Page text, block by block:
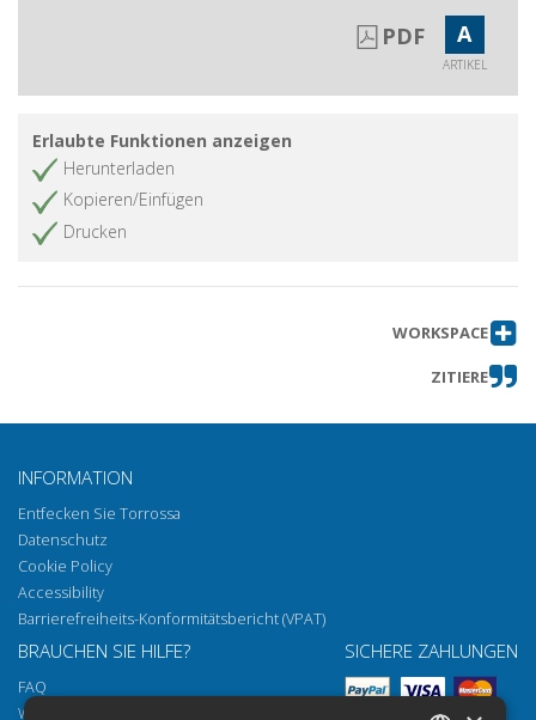
PDF A
ARTIKEL
Erlaubte Funktionen anzeigen
Herunterladen
Kopieren/Einfügen
Drucken
WORKSPACE
ZITIERE
INFORMATION
Entfecken Sie Torrossa
Datenschutz
Cookie Policy
Accessibility
Barrierefreiheits-Konformitätsbericht (VPAT)
BRAUCHEN SIE HILFE?
FAQ
Wie öffnen Sie unsere Dokumente
SICHERE ZAHLUNGEN